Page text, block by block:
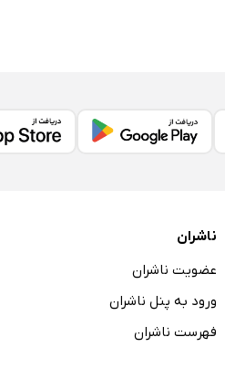
ناشران
عضویت ناشران
ورود به پنل ناشران
فهرست ناشران